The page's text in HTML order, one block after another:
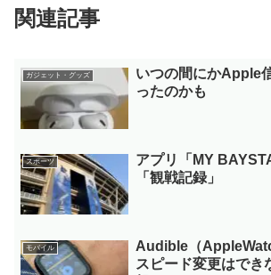
関連記事
ガジェット・グッズ
いつの間にかApple
ったのかも
スポーツ
アプリ「MY
「観戦記録」
モバイル
Audible（
スピード変更はで